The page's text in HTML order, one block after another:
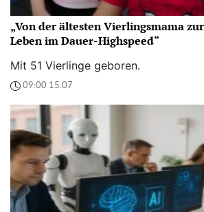
„Von der ältesten Vierlingsmama
Leben im Dauer-Highspeed“
Mit 51 Vierlinge geboren.
09:00 15.07